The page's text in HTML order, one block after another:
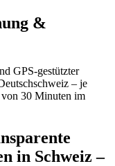
&
GPS-gestützter
– je
von 30 Minuten im
in Schweiz –